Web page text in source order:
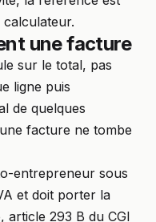
une facture
sur le total, pas
ligne puis
de quelques
facture ne tombe
entrepreneur sous
et doit porter la
article 293 B du CGI